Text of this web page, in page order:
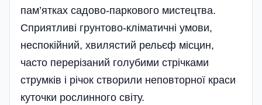
пам’ятках садово-паркового мистецтва.
Сприятливі грунтово-кліматичні умови,
неспокійний, хвилястий рельєф місцин,
часто перерізаний голубими стрічками
струмків і річок створили неповторної краси
куточки рослинного світу.